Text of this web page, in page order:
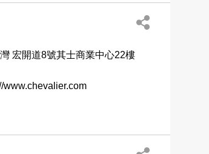
宏開道8號其士商業中心22樓
www.chevalier.com